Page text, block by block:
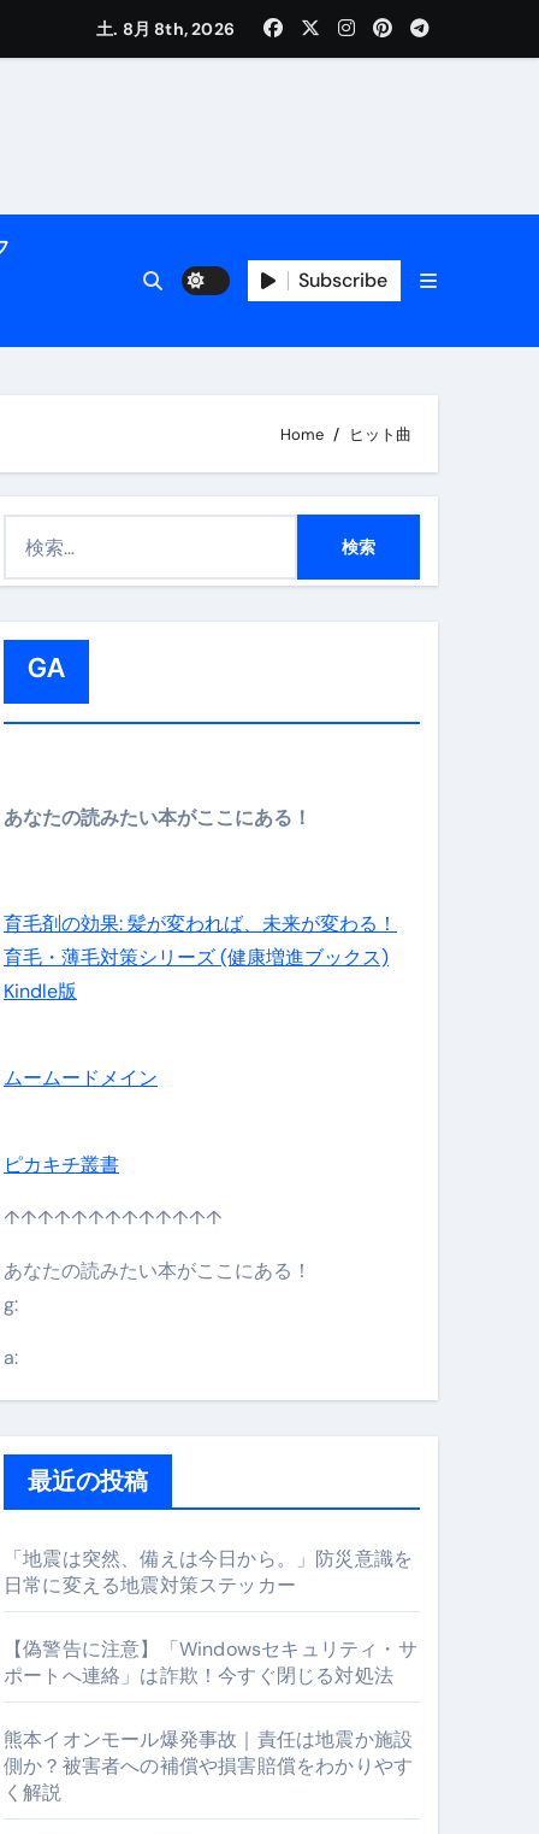
ン】
の先さらに貧しくなります。【 竹花貴騎 切り抜き 会社員
土. 8月 8th, 2026
Subscribe
Home ヒット曲
GA
あなたの読みたい本がここにある！
育毛剤の効果: 髪が変われば、未来が変わる！
育毛・薄毛対策シリーズ (健康増進ブックス)
Kindle版
ムームードメイン
ピカキチ叢書
↑↑↑↑↑↑↑↑↑↑↑↑↑
あなたの読みたい本がここにある！
g:
a:
最近の投稿
「地震は突然、備えは今日から。」防災意識を
日常に変える地震対策ステッカー
【偽警告に注意】「Windowsセキュリティ・サ
ポートへ連絡」は詐欺！今すぐ閉じる対処法
熊本イオンモール爆発事故｜責任は地震か施設
側か？被害者への補償や損害賠償をわかりやす
く解説